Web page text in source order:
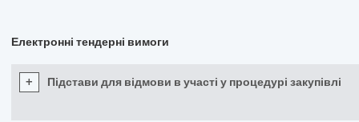
Електронні тендерні вимоги
+ Підстави для відмови в участі у процедурі закупівлі